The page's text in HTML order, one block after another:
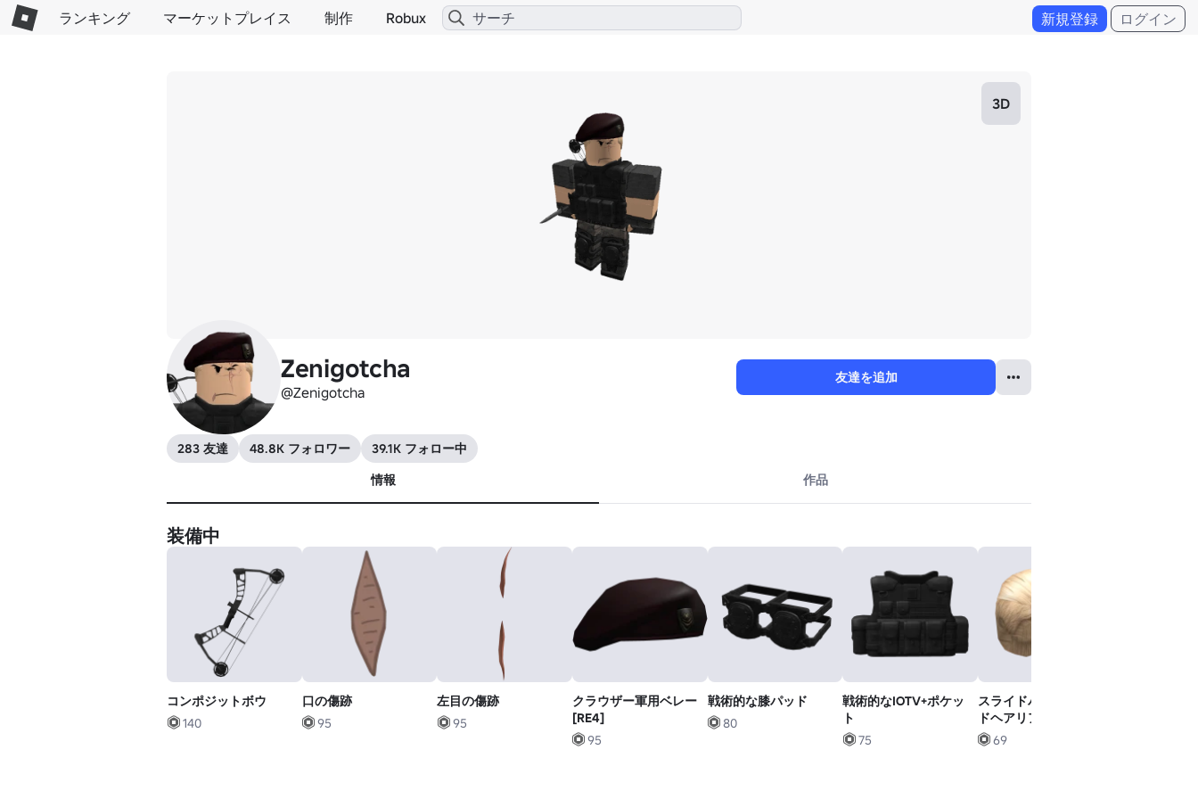
ランキング マーケットプレイス 制作 Robux 新規登録 ログイン
3D
Zenigotcha
@Zenigotcha
友達を追加
283 友達 48.8K フォロワー
39.1K フォロー中
情報
作品
装備中
コンポジットボウ
140
口の傷跡
95
左目の傷跡
95
クラウザー軍用ベレー
[RE4]
95
戦術的な膝パッド
80
戦術的なIOTV+ポケッ
ト
75
スライドバックブロン
ドヘアリアルなヘアラ
イン
69